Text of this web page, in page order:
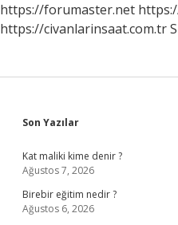
https://forumaster.net
https://civanlarinsaat.com.tr
Sidebar
Son Yazılar
Kat maliki kime denir ?
Ağustos 7, 2026
Birebir eğitim nedir ?
Ağustos 6, 2026